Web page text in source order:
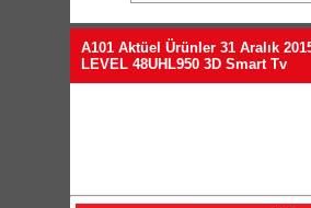
A101 Aktüel Ürünler 31 Aralık
LEVEL 48UHL950 3D Smart Tv